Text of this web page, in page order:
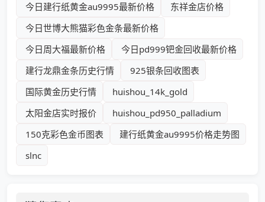
今日建行纸黄金au9995最新价格
东祥金店价格
今日世博大熊猫彩色金条最新价格
今日周大福最新价格
今日pd999钯金回收最新价格
建行龙鼎金条历史行情
925银条回收图表
国际黄金历史行情
huishou_14k_gold
太阳金店实时报价
huishou_pd950_palladium
150克彩色金币图表
建行纸黄金au9995价格走势图
slnc